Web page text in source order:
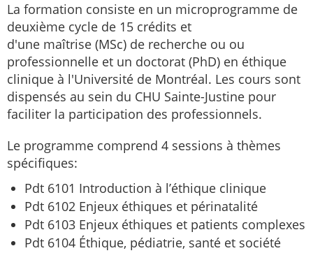
La formation consiste en un microprogramme de
deuxième cycle de 15 crédits et
d'une maîtrise (MSc) de recherche ou ou
professionnelle et un doctorat (PhD) en éthique
clinique à l'Université de Montréal. Les cours sont
dispensés au sein du CHU Sainte-Justine pour
faciliter la participation des professionnels.
Le programme comprend 4 sessions à thèmes
spécifiques:
Pdt 6101 Introduction à l’éthique clinique
Pdt 6102 Enjeux éthiques et périnatalité
Pdt 6103 Enjeux éthiques et patients complexes
Pdt 6104 Éthique, pédiatrie, santé et société